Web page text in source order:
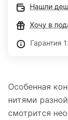
Нашли
Хочу в
Гарантия
Особенная
нитями
смотрится